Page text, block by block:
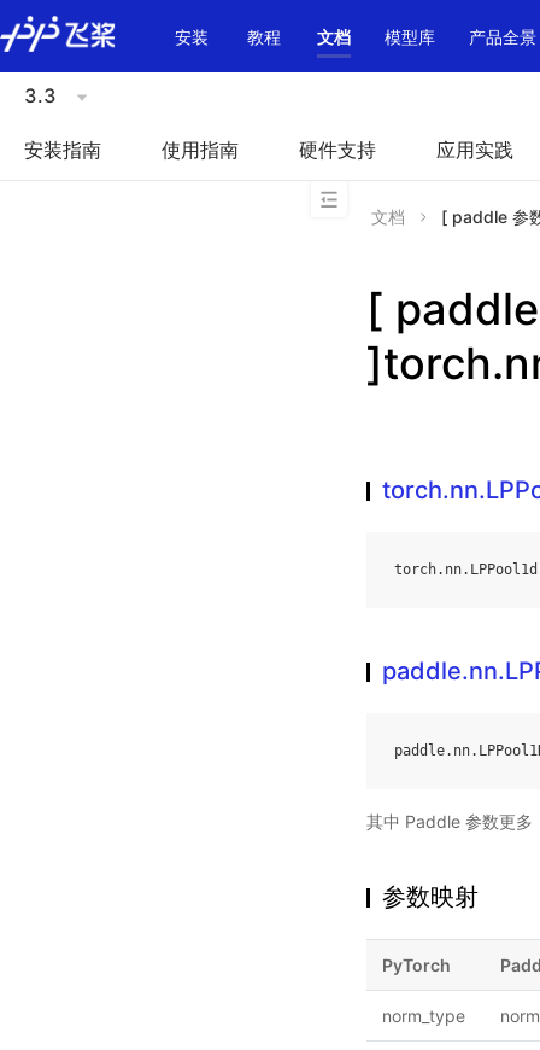
\u200E
安装
教程 文档 模型库 产品全景
3.3
安装指南 使用指南 硬件支持 应用实践
文档 [ paddle 参
[
torch. nn. LPPool1d
paddle. nn.
其中 Paddle 参数更多
参数映射
PyTorch
norm_type